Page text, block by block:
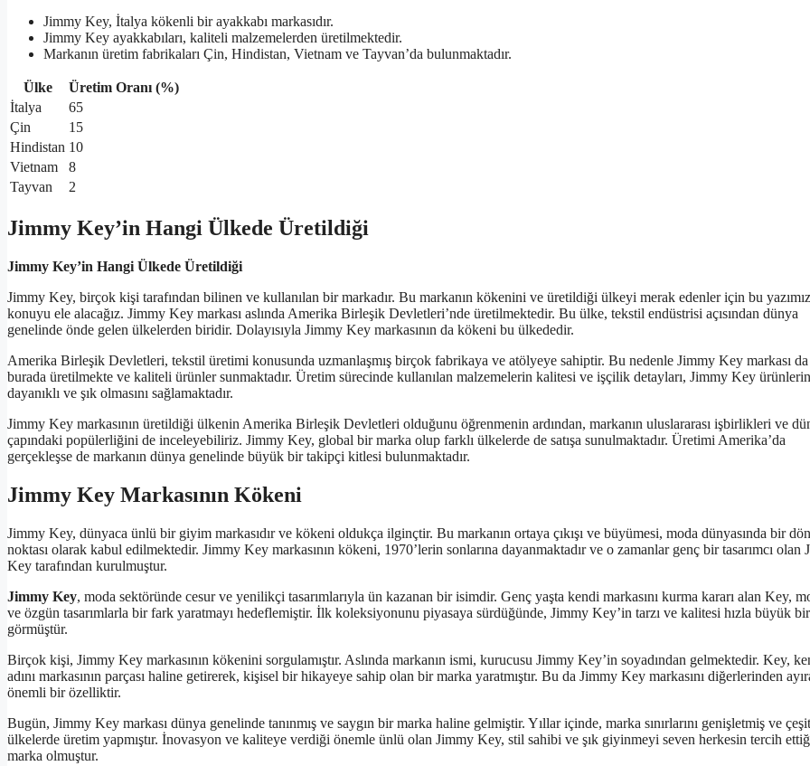
Jimmy Key, İtalya kökenli bir ayakkabı markasıdır.
Jimmy Key ayakkabıları, kaliteli malzemelerden üretilmektedir.
Markanın üretim fabrikaları Çin, Hindistan, Vietnam ve Tayvan’da bulunmaktadır.
Ülke
Üretim Oranı (%)
İtalya
65
Çin
15
Hindistan 10
Vietnam
8
Tayvan
2
Jimmy Key’in Hangi Ülkede Üretildiği
Jimmy Key’in Hangi Ülkede Üretildiği
Jimmy Key, birçok kişi tarafından bilinen ve kullanılan bir markadır. Bu markanın kökenini ve üretildiği ülkeyi merak edenler için bu
konuyu ele alacağız. Jimmy Key markası aslında Amerika Birleşik Devletleri’nde üretilmektedir. Bu ülke, tekstil endüstrisi açısından dünya
genelinde önde gelen ülkelerden biridir. Dolayısıyla Jimmy Key markasının da kökeni bu ülkededir.
Amerika Birleşik Devletleri, tekstil üretimi konusunda uzmanlaşmış birçok fabrikaya ve atölyeye sahiptir. Bu nedenle Jimmy Key markası da
burada üretilmekte ve kaliteli ürünler sunmaktadır. Üretim sürecinde kullanılan malzemelerin kalitesi ve işçilik detayları, Jimmy Key
dayanıklı ve şık olmasını sağlamaktadır.
Jimmy Key markasının üretildiği ülkenin Amerika Birleşik Devletleri olduğunu öğrenmenin ardından, markanın uluslararası işbirlikleri ve
çapındaki popülerliğini de inceleyebiliriz. Jimmy Key, global bir marka olup farklı ülkelerde de satışa sunulmaktadır. Üretimi Amerika’da
gerçekleşse de markanın dünya genelinde büyük bir takipçi kitlesi bulunmaktadır.
Jimmy Key Markasının Kökeni
Jimmy Key, dünyaca ünlü bir giyim markasıdır ve kökeni oldukça ilginçtir. Bu markanın ortaya çıkışı ve büyümesi, moda dünyasında bir
noktası olarak kabul edilmektedir. Jimmy Key markasının kökeni, 1970’lerin sonlarına dayanmaktadır ve o zamanlar genç bir tasarımcı olan
Key tarafından kurulmuştur.
Jimmy Key, moda sektöründe cesur ve yenilikçi tasarımlarıyla ün kazanan bir isimdir. Genç yaşta kendi markasını kurma kararı alan Key,
ve özgün tasarımlarla bir fark yaratmayı hedeflemiştir. İlk koleksiyonunu piyasaya sürdüğünde, Jimmy Key’in tarzı ve kalitesi hızla büyük
görmüştür.
Birçok kişi, Jimmy Key markasının kökenini sorgulamıştır. Aslında markanın ismi, kurucusu Jimmy Key’in soyadından gelmektedir. Key,
adını markasının parçası haline getirerek, kişisel bir hikayeye sahip olan bir marka yaratmıştır. Bu da Jimmy Key markasını diğerlerinden
önemli bir özelliktir.
Bugün, Jimmy Key markası dünya genelinde tanınmış ve saygın bir marka haline gelmiştir. Yıllar içinde, marka sınırlarını genişletmiş ve
ülkelerde üretim yapmıştır. İnovasyon ve kaliteye verdiği önemle ünlü olan Jimmy Key, stil sahibi ve şık giyinmeyi seven herkesin tercih
marka olmuştur.